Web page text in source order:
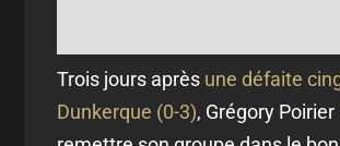
Trois jours après une défaite
Dunkerque (0-3), Grégory